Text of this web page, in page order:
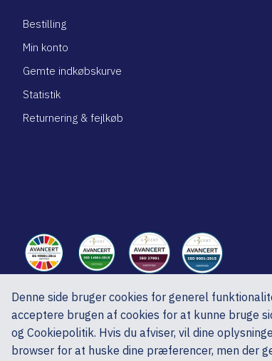
Denne side bruger cookies for generel
acceptere brugen af cookies for at kunne bruge
og Cookiepolitik. Hvis du afviser, vil dine
browser for at huske dine præferencer, men der
Bestilling
Min konto
Gemte indkøbskurve
Statistik
Returnering & fejlkøb
ed A/S, Ved Skoven 15, 8541 Skødstrup, CVR nr.:
Copyright © 2025 ed A/S